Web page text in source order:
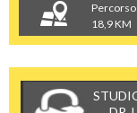
Percorso
18,9 KM